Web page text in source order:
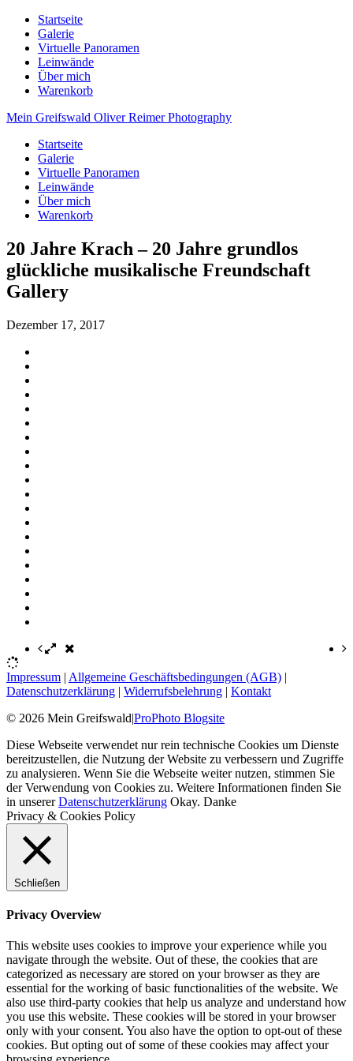
Startseite
Galerie
Virtuelle Panoramen
Leinwände
Über mich
Warenkorb
Mein Greifswald Oliver Reimer Photography
Startseite
Galerie
Virtuelle Panoramen
Leinwände
Über mich
Warenkorb
20 Jahre Krach – 20 Jahre grundlos
glückliche musikalische Freundschaft
Gallery
Dezember 17, 2017
Impressum | Allgemeine Geschäftsbedingungen (AGB) |
Datenschutzerklärung | Widerrufsbelehrung | Kontakt
© 2026 Mein Greifswald|ProPhoto Blogsite
Diese Webseite verwendet nur rein technische Cookies um Dienste
bereitzustellen, die Nutzung der Website zu verbessern und Zugriffe
zu analysieren. Wenn Sie die Webseite weiter nutzen, stimmen Sie
der Verwendung von Cookies zu. Weitere Informationen finden Sie
in unsererDatenschutzerklärung Okay. Danke
Privacy & Cookies Policy
Schließen
Privacy Overview
This website uses cookies to improve your experience while you
navigate through the website. Out of these, the cookies that are
categorized as necessary are stored on your browser as they are
essential for the working of basic functionalities of the website. We
also use third-party cookies that help us analyze and understand how
you use this website. These cookies will be stored in your browser
only with your consent. You also have the option to opt-out of these
cookies. But opting out of some of these cookies may affect your